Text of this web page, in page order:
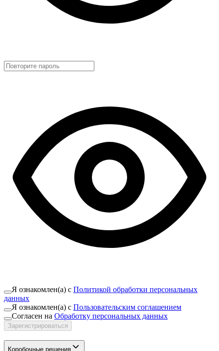
Я ознакомлен(а) с Политикой обработки персональных
данных
Я ознакомлен(а) с Пользовательским соглашением
Согласен на Обработку персональных данных
Зарегистрироваться
Коробочные решения